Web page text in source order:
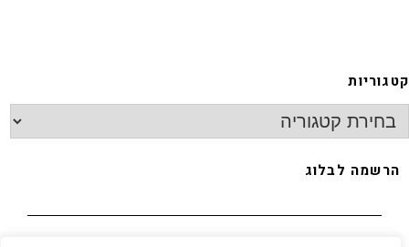
קטגוריות
הרשמה לבלוג